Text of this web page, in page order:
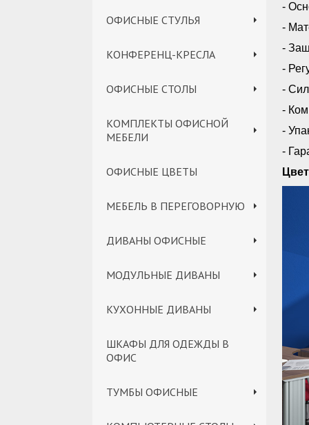
ОФИСНЫЕ СТУЛЬЯ
КОНФЕРЕНЦ-КРЕСЛА
ОФИСНЫЕ СТОЛЫ
КОМПЛЕКТЫ ОФИСНОЙ
МЕБЕЛИ
ОФИСНЫЕ ЦВЕТЫ
МЕБЕЛЬ В ПЕРЕГОВОРНУЮ
ДИВАНЫ ОФИСНЫЕ
МОДУЛЬНЫЕ ДИВАНЫ
КУХОННЫЕ ДИВАНЫ
ШКАФЫ ДЛЯ ОДЕЖДЫ В
ОФИС
ТУМБЫ ОФИСНЫЕ
-
-
-
-
-
-
-
-